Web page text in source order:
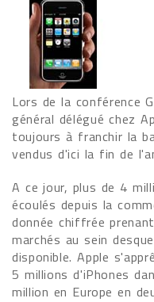
Lors de la conférence
général délégué chez
toujours à franchir la
vendus d'ici la fin de
A ce jour, plus de 4
écoulés depuis la
donnée chiffrée
marchés au sein
disponible. Apple
5 millions d'iPhones
million en Europe en